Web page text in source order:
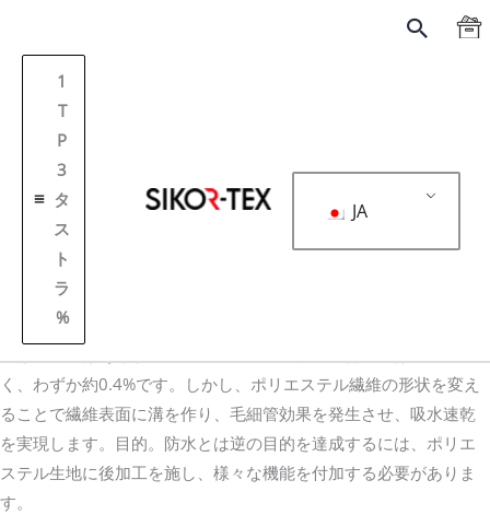
搜
1
T
P
3
タ
ス
ト
ラ
%
JA
防水ファブリック
防水ファブリック
ポリエステルは防水ですか？実は一般的なポリエステル生地自体
く、わずか約0.4%です。しかし、ポリエステル繊維の形状を変え
ることで繊維表面に溝を作り、毛細管効果を発生させ、吸水速乾
を実現します。目的。防水とは逆の目的を達成するには、ポリエ
ステル生地に後加工を施し、様々な機能を付加する必要がありま
す。